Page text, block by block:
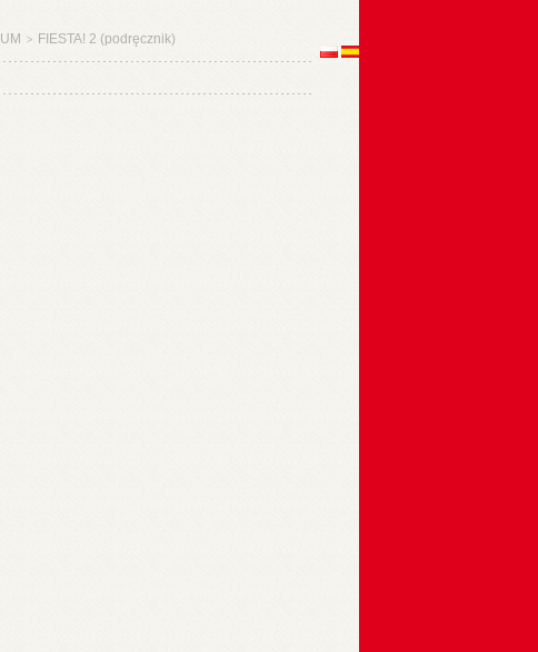
> FIESTA! 2 (podręcznik)